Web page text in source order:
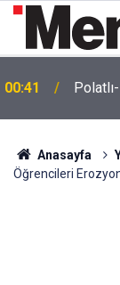
00:41
Anasayfa
Öğrencileri